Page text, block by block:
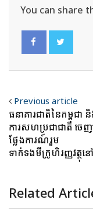
You can share
Previous article
ធនាគារជាតិនៃកម្ពុជា
ការសហប្រជាជាតិ ចេញ
ថ្លែងការណ៍រួម
ទាក់ទងមីក្រូហិរញ្ញវត្ថុន
Related